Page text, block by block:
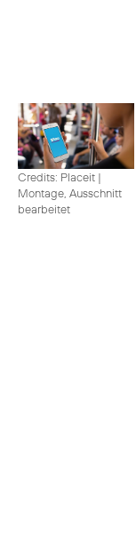
Credits: Placeit |
Montage, Ausschnitt
bearbeitet